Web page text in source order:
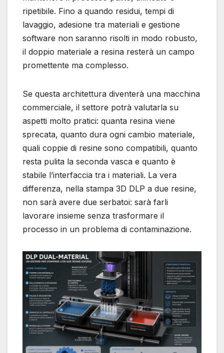
ripetibile. Fino a quando residui, tempi di
lavaggio, adesione tra materiali e gestione
software non saranno risolti in modo robusto,
il doppio materiale a resina resterà un campo
promettente ma complesso.
Se questa architettura diventerà una macchina
commerciale, il settore potrà valutarla su
aspetti molto pratici: quanta resina viene
sprecata, quanto dura ogni cambio materiale,
quali coppie di resine sono compatibili, quanto
resta pulita la seconda vasca e quanto è
stabile l’interfaccia tra i materiali. La vera
differenza, nella stampa 3D DLP a due resine,
non sarà avere due serbatoi: sarà farli
lavorare insieme senza trasformare il
processo in un problema di contaminazione.